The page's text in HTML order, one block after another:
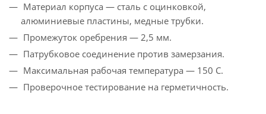
Материал корпуса — сталь с оцинковкой,
алюминиевые пластины, медные трубки.
Промежуток оребрения — 2,5 мм.
Патрубковое соединение против замерзания.
Максимальная рабочая температура — 150 С.
Проверочное тестирование на герметичность.